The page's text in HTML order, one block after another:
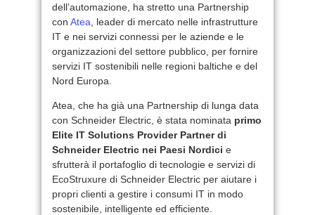
dell’automazione, ha stretto una Partnership
con Atea , leader di mercato nelle infrastrutture
IT e nei servizi connessi per le aziende e le
organizzazioni del settore pubblico, per fornire
servizi IT sostenibili nelle regioni baltiche e del
Nord Europa.
Atea, che ha già una Partnership di lunga data
con Schneider Electric, è stata nominata primo
Elite IT Solutions Provider Partner di
Schneider Electric nei Paesi Nordici e
sfrutterà il portafoglio di tecnologie e servizi di
EcoStruxure di Schneider Electric per aiutare i
propri clienti a gestire i consumi IT in modo
sostenibile, intelligente ed efficiente.